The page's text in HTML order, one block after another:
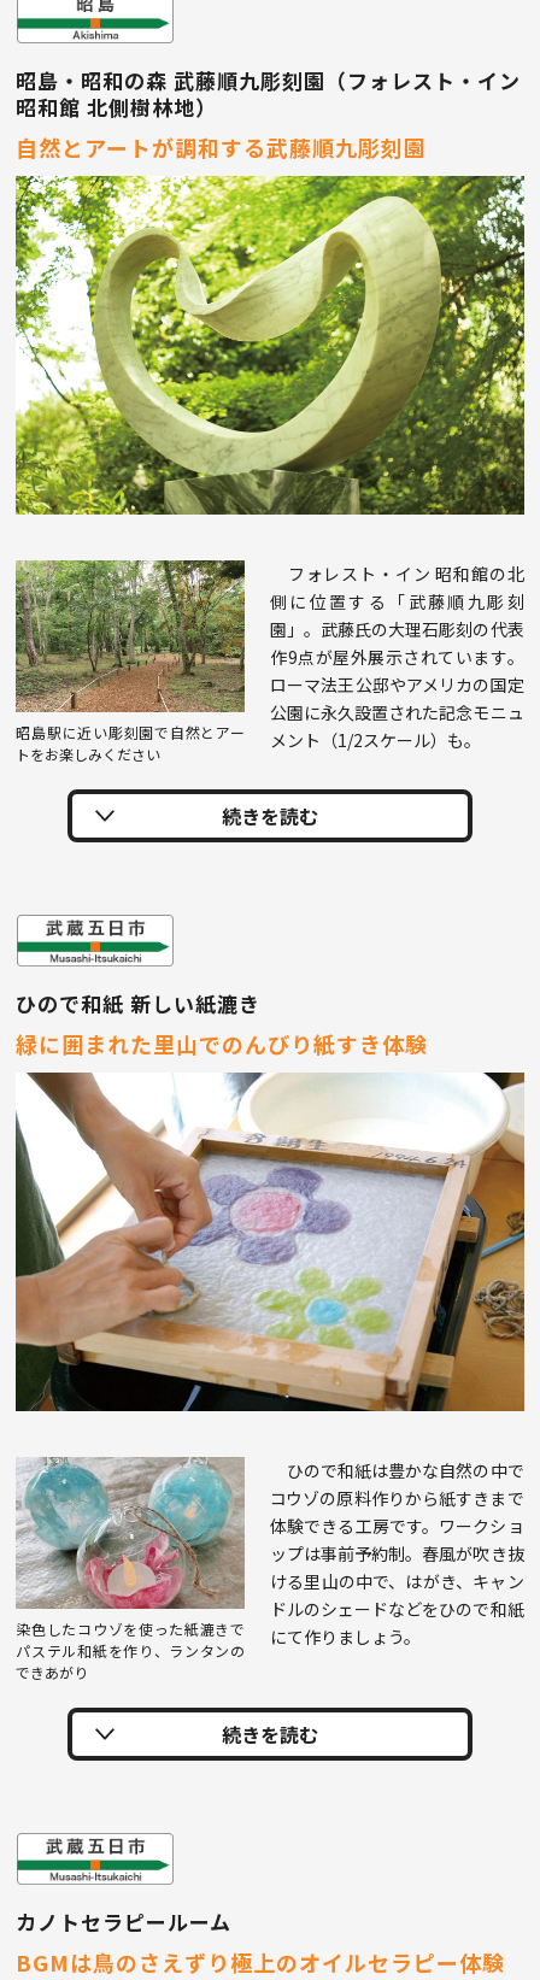
昭島・昭和の森 武藤順九彫刻園（フォレスト・イン
昭和館 北側樹林地）
自然とアートが調和する武藤順九彫刻園
昭島駅に近い彫刻園で自然とアー
トをお楽しみください
フォレスト・イン 昭和館の北
側に位置する「武藤順九彫刻
園」。武藤氏の大理石彫刻の代表
作9点が屋外展示されています。
ローマ法王公邸やアメリカの国定
公園に永久設置された記念モニュ
メント（1/2スケール）も。
ひので和紙 新しい紙漉き
緑に囲まれた里山でのんびり紙すき体験
染色したコウゾを使った紙漉きで
パステル和紙を作り、ランタンの
できあがり
ひので和紙は豊かな自然の中で
コウゾの原料作りから紙すきまで
体験できる工房です。ワークショ
ップは事前予約制。春風が吹き抜
ける里山の中で、はがき、キャン
ドルのシェードなどをひので和紙
にて作りましょう。
カノトセラピールーム
BGMは鳥のさえずり極上のオイルセラピー体験